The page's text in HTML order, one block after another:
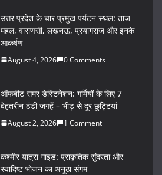
ar
e
उत्तर प्रदेश के चार प्रमुख पर्यटन स्थल: ताज
महल, वाराणसी, लखनऊ, प्रयागराज और इनके
आकर्षण
August 4, 2026 0 Comments
ऑफबीट समर डेस्टिनेशन: गर्मियों के लिए 7
बेहतरीन ठंडी जगहें – भीड़ से दूर छुट्टियां
August 2, 2026 1 Comment
कश्मीर यात्रा गाइड: प्राकृतिक सुंदरता और
स्वादिष्ट भोजन का अनूठा संगम